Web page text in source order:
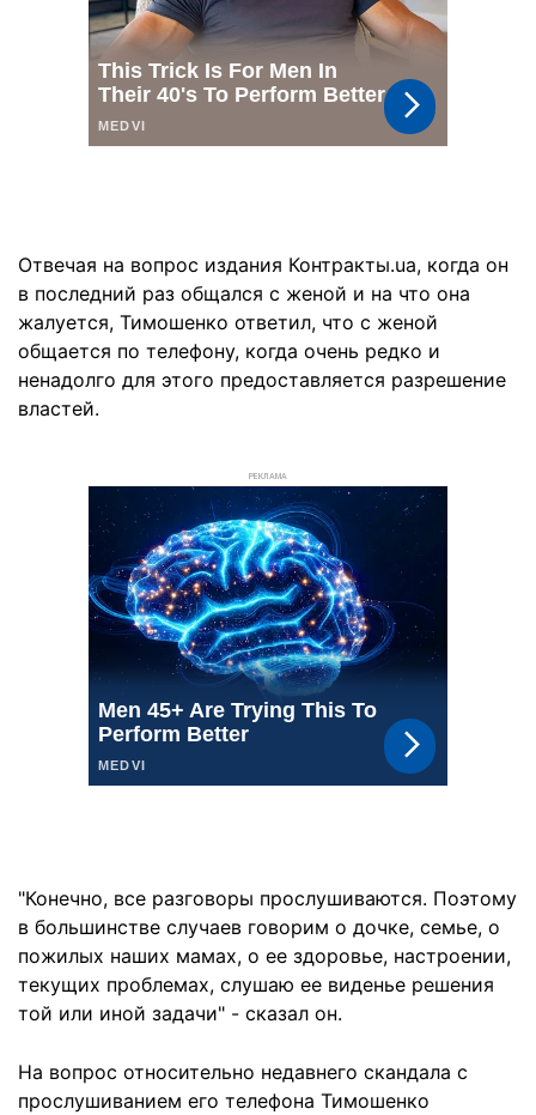
Отвечая на вопрос издания Контракты.ua, когда он
в последний раз общался с женой и на что она
жалуется, Тимошенко ответил, что с женой
общается по телефону, когда очень редко и
ненадолго для этого предоставляется разрешение
властей.
РЕКЛАМА
"Конечно, все разговоры прослушиваются. Поэтому
в большинстве случаев говорим о дочке, семье, о
пожилых наших мамах, о ее здоровье, настроении,
текущих проблемах, слушаю ее виденье решения
той или иной задачи" - сказал он.
На вопрос относительно недавнего скандала с
прослушиванием его телефона Тимошенко